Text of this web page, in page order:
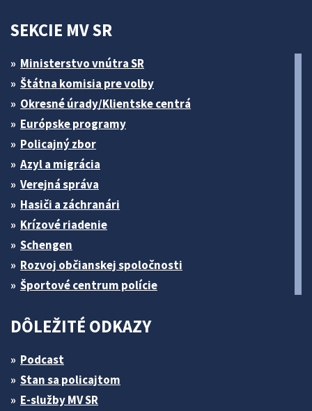
SEKCIE MV SR
Ministerstvo vnútra SR
Štátna komisia pre volby
Okresné úrady/Klientske centrá
Európske programy
Policajný zbor
Azyl a migrácia
Verejná správa
Hasiči a záchranári
Krízové riadenie
Schengen
Rozvoj občianskej spoločnosti
Športové centrum polície
DÔLEŽITÉ ODKAZY
Podcast
Stan sa policajtom
E-služby MV SR